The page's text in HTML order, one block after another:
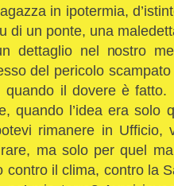
in ipotermia,
di un ponte, una
dettaglio nel nostro
del pericolo
quando il dovere è
quando l’idea era solo
rimanere in
ma solo per quel
contro il clima, contro la